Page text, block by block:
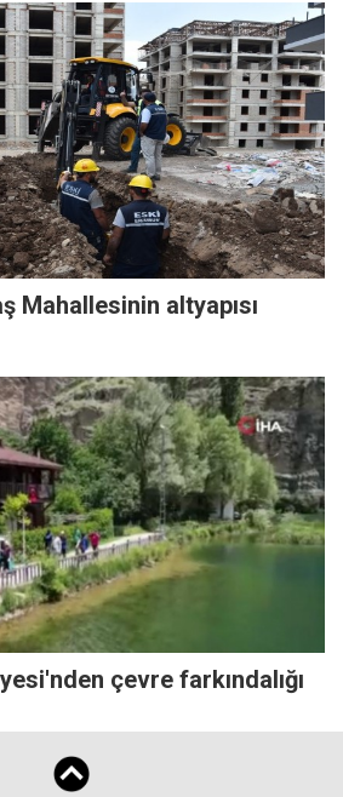
Mahallesinin altyapısı
çevre farkındalığı